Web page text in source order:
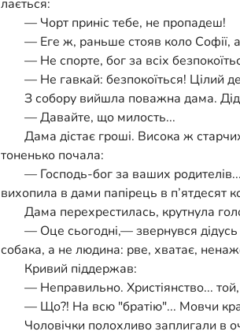
лається:
— Чорт приніс тебе, не пропадеш!
— Еге ж, раньше стояв коло Софії,
— Не спорте, бог за всіх
— Не гавкай: безпокоїться! Цілий
З собору вийшла поважна дама.
— Давайте, що милость...
Дама дістає гроші. Висока ж
тоненько почала:
— Господь-бог за ваших
вихопила в дами папірець в п’ятдесят
Дама перехрестилась, крутнула
— Оце сьогодні,— звернувся
собака, а не людина: рве, хватає,
Кривий піддержав:
— Неправильно. Христіянство...
— Що?! На всю "братію"... Мовчи
Чоловічки полохливо заплигали в